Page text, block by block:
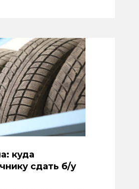
куда
сдать б/у